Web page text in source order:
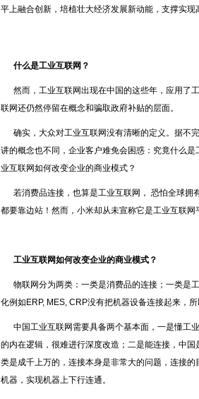
平上融合创新，培植壮大经济发展新动能，支撑实现
什么是工业互联网？
然而，工业互联网出现在中国的这些年，应用了
联网还仍然停留在概念和骗取政府补贴的层面。
确实，大众对工业互联网没有清晰的定义。据不
讲的概念也不同，企业客户难免会困惑：究竟什么
业互联网如何改变企业的商业模式？
若消费品连接，也算是工业互联网， 恐怕全球拥
都要靠边站！然而，小米却从未宣称它是工业互联网
工业互联网如何改变企业的商业模式？
物联网分为两类：一类是消费品的连接；一类是
化例如ERP, MES, CRP没有把机器设备连接起来，所
中国工业互联网需要具备两个基本面，一是懂工
的内在逻辑，很难进行深度改造；二是能连接，中
类是成千上万的，连接本身是非常大的问题，连接
机器，实现机器上下行连通。